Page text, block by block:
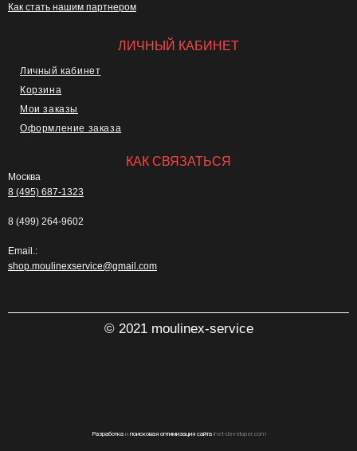
Как стать нашим партнером
ЛИЧНЫЙ КАБИНЕТ
Личный кабинет
Корзина
Мои заказы
Оформление заказа
КАК СВЯЗАТЬСЯ
Москва
8 (495) 687-1323
8 (499) 264-9602
Email.:
shop.moulinexservice@gmail.com
© 2021 moulinex-service
Разработкаи поисковая оптимизация сайтаinet-developer.com